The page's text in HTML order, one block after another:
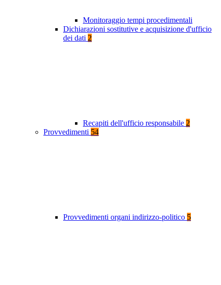
Monitoraggio tempi procedimentali
Dichiarazioni sostitutive e acquisizione d'ufficio
dei dati 2
Recapiti dell'ufficio responsabile 2
Provvedimenti 54
Provvedimenti organi indirizzo-politico 5